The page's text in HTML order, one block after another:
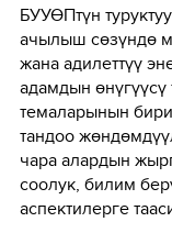
БУУӨПтүн
ачылыш сөзүндө
жана адилеттүү
адамдын өнүгүүсү
темаларынын
тандоо
чара алардын
соолук, билим
аспектилерге